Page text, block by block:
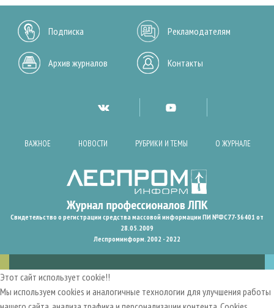
Подписка Рекламодателям
Архив журналов Контакты
ВАЖНОЕ НОВОСТИ РУБРИКИ И ТЕМЫ О ЖУРНАЛЕ
Свидетельство о регистрации средства массовой информации ПИ №ФС77-36401 от
28.05.2009
Леспроминформ. 2002 - 2022
Этот сайт использует cookie!!
Мы используем cookies и аналогичные технологии для улучшения работы